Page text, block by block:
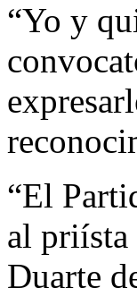
“Yo y
“El
al priísta
Duarte